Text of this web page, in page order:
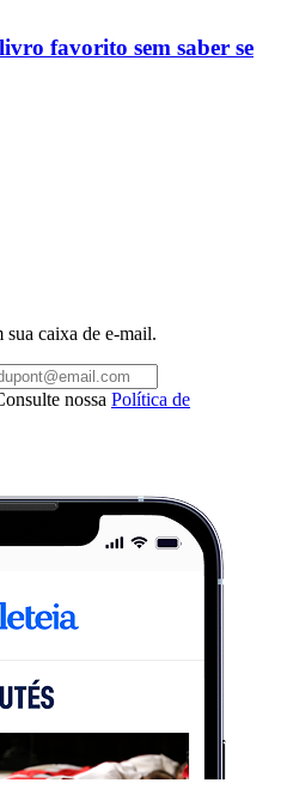
favorito sem saber se
sua caixa de e-mail.
nossa Política de